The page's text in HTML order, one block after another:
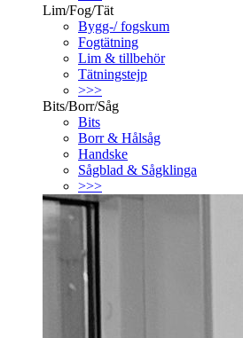
Lim/Fog/Tät
Bygg-/ fogskum
Fogtätning
Lim & tillbehör
Tätningstejp
>>>
Bits/Borr/Såg
Bits
Borr & Hålsåg
Handske
Sågblad & Sågklinga
>>>